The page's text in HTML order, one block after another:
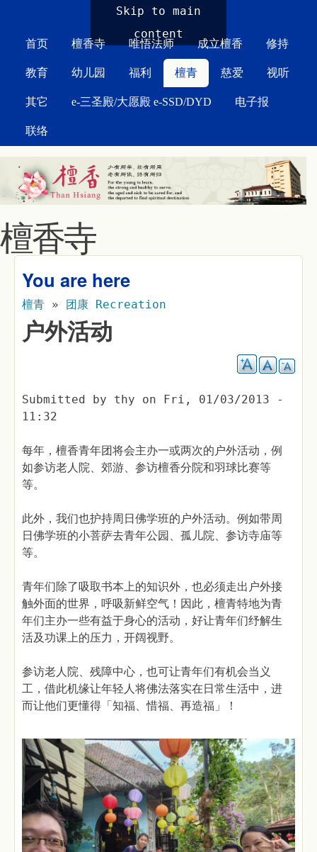
Skip to main
content
首页 檀香寺 唯悟法师 成立檀香 修持
教育 幼儿园 福利 檀青 慈爱 视听
其它 e-三圣殿/大愿殿 e-SSD/DYD 电子报
联络
檀香寺
You are here
檀青 » 团康 Recreation
户外活动
Submitted by thy on Fri, 01/03/2013 -
11:32
每年，檀香青年团将会主办一或两次的户外活动，例
如参访老人院、郊游、参访檀香分院和羽球比赛等
等。
此外，我们也护持周日佛学班的户外活动。例如带周
日佛学班的小菩萨去青年公园、孤儿院、参访寺庙等
等。
青年们除了吸取书本上的知识外，也必须走出户外接
触外面的世界，呼吸新鲜空气！因此，檀青特地为青
年们主办一些有益于身心的活动，好让青年们纾解生
活及功课上的压力，开阔视野。
参访老人院、残障中心，也可让青年们有机会当义
工，借此机缘让年轻人将佛法落实在日常生活中，进
而让他们更懂得「知福、惜福、再造福」！